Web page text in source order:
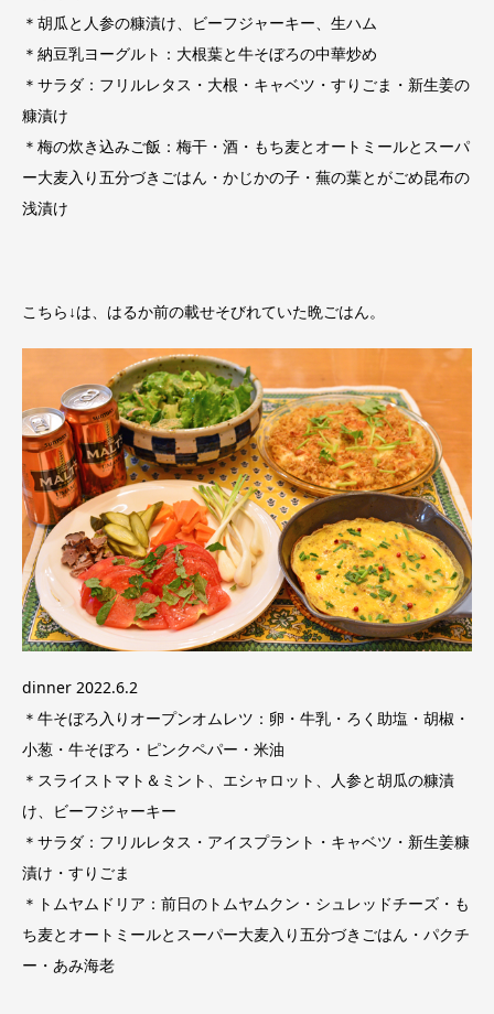
＊胡瓜と人参の糠漬け、ビーフジャーキー、生ハム
＊納豆乳ヨーグルト：大根葉と牛そぼろの中華炒め
＊サラダ：フリルレタス・大根・キャベツ・すりごま・新生姜の
糠漬け
＊梅の炊き込みご飯：梅干・酒・もち麦とオートミールとスーパ
ー大麦入り五分づきごはん・かじかの子・蕪の葉とがごめ昆布の
浅漬け
こちら↓は、はるか前の載せそびれていた晩ごはん。
dinner 2022.6.2
＊牛そぼろ入りオープンオムレツ：卵・牛乳・ろく助塩・胡椒・
小葱・牛そぼろ・ピンクペパー・米油
＊スライストマト＆ミント、エシャロット、人参と胡瓜の糠漬
け、ビーフジャーキー
＊サラダ：フリルレタス・アイスプラント・キャベツ・新生姜糠
漬け・すりごま
＊トムヤムドリア：前日のトムヤムクン・シュレッドチーズ・も
ち麦とオートミールとスーパー大麦入り五分づきごはん・パクチ
ー・あみ海老